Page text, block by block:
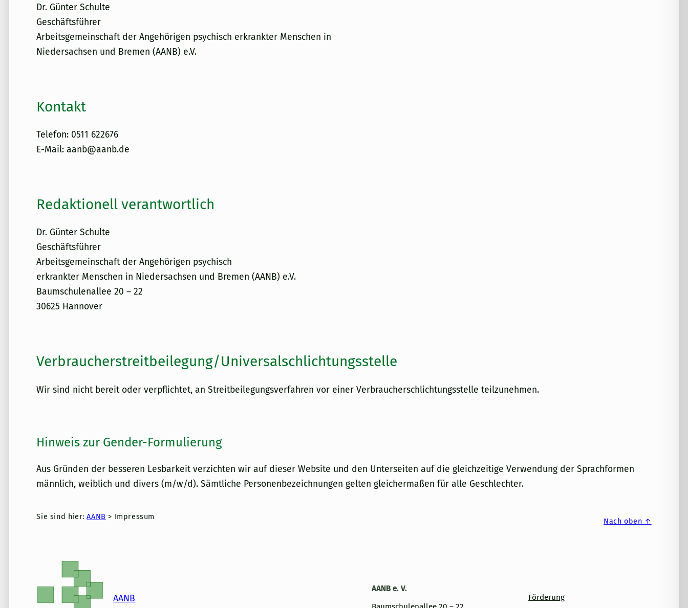
Dr. Günter Schulte
Geschäftsführer
Arbeitsgemeinschaft der Angehörigen psychisch erkrankter Menschen in
Niedersachsen und Bremen (AANB) e.V.
Kontakt
Telefon: 0511 622676
E-Mail:aanb@aanb.de
Redaktionell verantwortlich
Dr. Günter Schulte
Geschäftsführer
Arbeitsgemeinschaft der Angehörigen psychisch
erkrankter Menschen in Niedersachsen und Bremen (AANB) e.V.
Baumschulenallee 20 – 22
30625 Hannover
Verbraucher­streit­beilegung/Universal­schlichtungs­stelle
Wir sind nicht bereit oder verpflichtet, an Streitbeilegungsverfahren vor einer Verbraucherschlichtungsstelle teilzunehmen.
Hinweis zur Gender-Formulierung
Aus Gründen der besseren Lesbarkeit verzichten wir auf dieser Website und den Unterseiten auf die gleichzeitige Verwendung der Sprachformen
männlich, weiblich und divers (m/w/d). Sämtliche Personenbezeichnungen gelten gleichermaßen für alle Geschlechter.
Sie sind hier: AANB > Impressum
Nach oben ↑
AANB
AANB e. V.
Förderung